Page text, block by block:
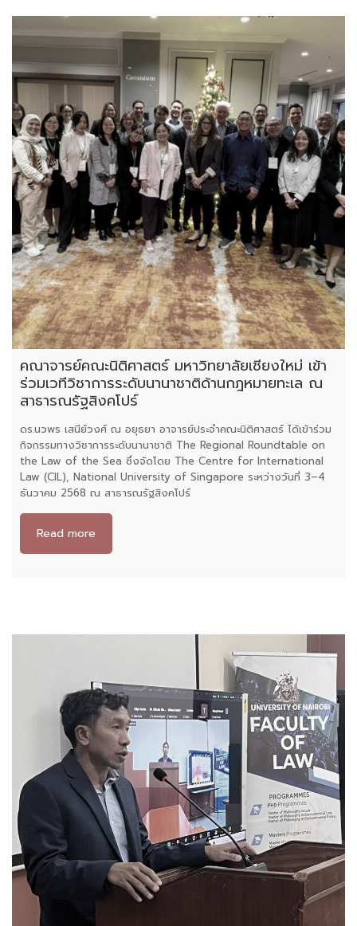
คณาจารย์คณะนิติศาสตร์ มหาวิทยาลัยเชียงใหม่ เข้า
ร่วมเวทีวิชาการระดับนานาชาติด้านกฎหมายทะเล ณ
สาธารณรัฐสิงคโปร์
ดร.นวพร เสนีย์วงศ์ ณ อยุธยา อาจารย์ประจำคณะนิติศาสตร์ ได้เข้าร่วม
กิจกรรมทางวิชาการระดับนานาชาติ The Regional Roundtable on
the Law of the Sea ซึ่งจัดโดย The Centre for International
Law (CIL), National University of Singapore ระหว่างวันที่ 3–4
ธันวาคม 2568 ณ สาธารณรัฐสิงคโปร์
Read more